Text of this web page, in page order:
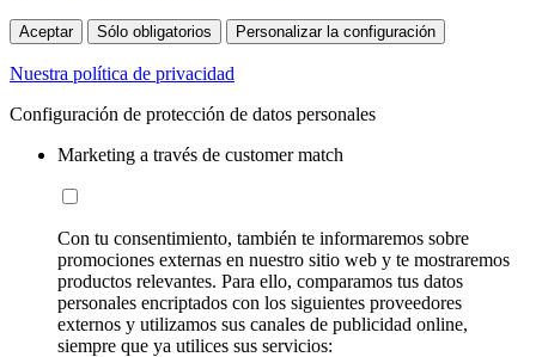
Aceptar Sólo obligatorios Personalizar la configuración
Nuestra política de privacidad
Configuración de protección de datos personales
Marketing a través de customer match
Con tu consentimiento, también te informaremos sobre
promociones externas en nuestro sitio web y te mostraremos
productos relevantes. Para ello, comparamos tus datos
personales encriptados con los siguientes proveedores
externos y utilizamos sus canales de publicidad online,
siempre que ya utilices sus servicios: